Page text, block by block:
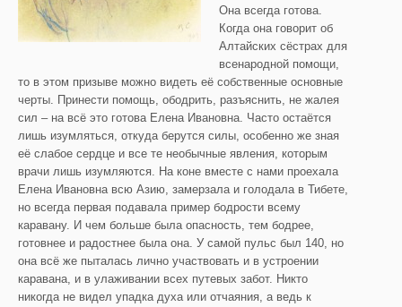
Она всегда готова.
Когда она говорит об
Алтайских сёстрах для
всенародной помощи,
то в этом призыве можно видеть её собственные основные
черты. Принести помощь, ободрить, разъяснить, не жалея
сил – на всё это готова Елена Ивановна. Часто остаётся
лишь изумляться, откуда берутся силы, особенно же зная
её слабое сердце и все те необычные явления, которым
врачи лишь изумляются. На коне вместе с нами проехала
Елена Ивановна всю Азию, замерзала и голодала в Тибете,
но всегда первая подавала пример бодрости всему
каравану. И чем больше была опасность, тем бодрее,
готовнее и радостнее была она. У самой пульс был 140, но
она всё же пыталась лично участвовать и в устроении
каравана, и в улаживании всех путевых забот. Никто
никогда не видел упадка духа или отчаяния, а ведь к